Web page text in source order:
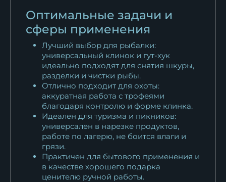
Оптимальные задачи и
сферы применения
Лучший выбор для рыбалки:
универсальный клинок и гут-хук
идеально подходят для снятия шкуры,
разделки и чистки рыбы.
Отлично подходит для охоты:
аккуратная работа с трофеями
благодаря контролю и форме клинка.
Идеален для туризма и пикников:
универсален в нарезке продуктов,
работе по лагерю, не боится влаги и
грязи.
Практичен для бытового применения и
в качестве хорошего подарка
ценителю ручной работы.